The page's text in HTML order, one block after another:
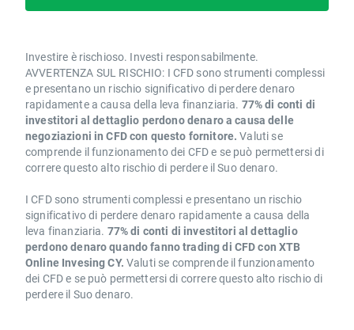
Investire è rischioso. Investi responsabilmente.
AVVERTENZA SUL RISCHIO: I CFD sono strumenti complessi
e presentano un rischio significativo di perdere denaro
rapidamente a causa della leva finanziaria. 77% di conti di
investitori al dettaglio perdono denaro a causa delle
negoziazioni in CFD con questo fornitore. Valuti se
comprende il funzionamento dei CFD e se può permettersi di
correre questo alto rischio di perdere il Suo denaro.
I CFD sono strumenti complessi e presentano un rischio
significativo di perdere denaro rapidamente a causa della
leva finanziaria. 77% di conti di investitori al dettaglio
perdono denaro quando fanno trading di CFD con XTB
Online Invesing CY. Valuti se comprende il funzionamento
dei CFD e se può permettersi di correre questo alto rischio di
perdere il Suo denaro.